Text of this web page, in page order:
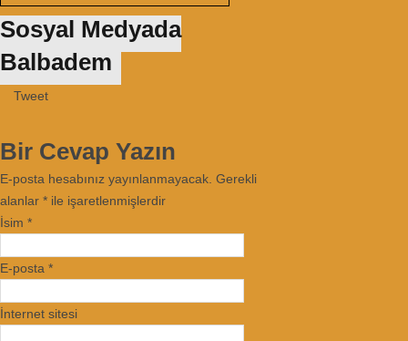
Sosyal Medyada
Balbadem
Tweet
Bir Cevap Yazın
E-posta hesabınız yayınlanmayacak. Gerekli
alanlar * ile işaretlenmişlerdir
İsim *
E-posta *
İnternet sitesi